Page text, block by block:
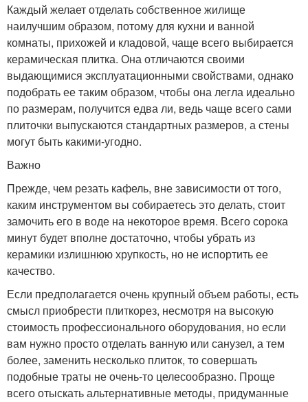
Каждый желает отделать собственное жилище
наилучшим образом, потому для кухни и ванной
комнаты, прихожей и кладовой, чаще всего выбирается
керамическая плитка. Она отличаются своими
выдающимися эксплуатационными свойствами, однако
подобрать ее таким образом, чтобы она легла идеально
по размерам, получится едва ли, ведь чаще всего сами
плиточки выпускаются стандартных размеров, а стены
могут быть какими-угодно.
Важно
Прежде, чем резать кафель, вне зависимости от того,
каким инструментом вы собираетесь это делать, стоит
замочить его в воде на некоторое время. Всего сорока
минут будет вполне достаточно, чтобы убрать из
керамики излишнюю хрупкость, но не испортить ее
качество.
Если предполагается очень крупный объем работы, есть
смысл приобрести плиткорез, несмотря на высокую
стоимость профессионального оборудования, но если
вам нужно просто отделать ванную или санузел, а тем
более, заменить несколько плиток, то совершать
подобные траты не очень-то целесообразно. Проще
всего отыскать альтернативные методы, придуманные